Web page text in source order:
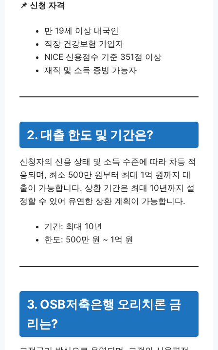
📌 신청 자격
만 19세 이상 내국인
직장 건강보험 가입자
NICE 신용점수 기준 351점 이상
재직 및 소득 증빙 가능자
2. 대출 한도 및 기간은?
신청자의 신용 상태 및 소득 수준에 따라 차등 적
용되며, 최소 500만 원부터 최대 1억 원까지 대
출이 가능합니다. 상환 기간은 최대 10년까지 설
정할 수 있어 유연한 상환 계획이 가능합니다.
기간: 최대 10년
한도: 500만 원 ~ 1억 원
3. OSB저축은행 오리치론 금
리는?